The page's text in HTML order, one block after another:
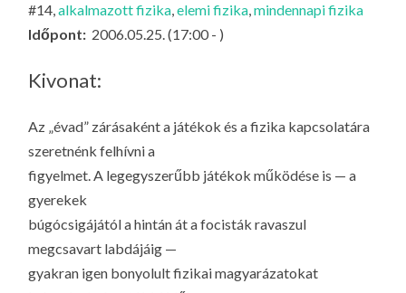
O
#14,alkalmazott fizika,elemi fizika,mindennapi fizika
Időpont: 2006.05.25. (17:00 - )
Kivonat:
Az „évad” zárásaként a játékok és a fizika kapcsolatára
szeretnénk felhívni a
figyelmet. A legegyszerűbb játékok működése is — a
gyerekek
búgócsigájától a hintán át a focisták ravaszul
megcsavart labdájáig —
gyakran igen bonyolult fizikai magyarázatokat